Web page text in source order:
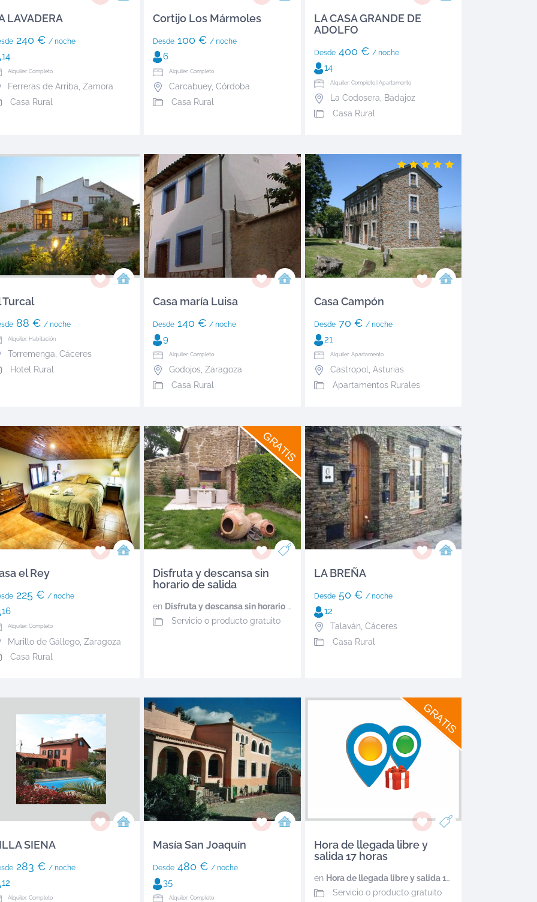
LAVADERA
240 € / noche
14
Alquiler: Completo
Ferreras de Arriba, Zamora
Casa Rural
Cortijo Los Mármoles
Desde100 € / noche
6
Alquiler: Completo
Carcabuey, Córdoba
Casa Rural
LA CASA GRANDE DE
ADOLFO
Desde400 € / noche
14
Alquiler: Completo | Apartamento
La Codosera, Badajoz
Casa Rural
Turcal
88 € / noche
Alquiler: Habitación
Torremenga, Cáceres
Hotel Rural
Casa maría Luisa
Desde140 € / noche
9
Alquiler: Completo
Godojos, Zaragoza
Casa Rural
Casa Campón
Desde70 € / noche
21
Alquiler: Apartamento
Castropol, Asturias
Apartamentos Rurales
el Rey
225 € / noche
16
Alquiler: Completo
Murillo de Gállego Zaragoza
Casa Rural
GRATIS
Disfruta y descansa sin
horario de salida
en Disfruta y descansa sin horario de salida
Servicio o producto gratuito
LA BREÑA
Desde50 € / noche
12
Talaván Cáceres
Casa Rural
SIENA
283 € / noche
12
Alquiler: Completo
Masía San Joaquín
Desde480 € / noche
35
Alquiler: Completo
GRATIS
Hora de llegada libre y
salida 17 horas
en Hora de llegada libre y salida 17 horas
Servicio o producto gratuito